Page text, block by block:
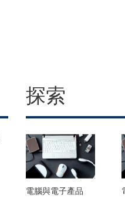
探索
電腦與電子產品